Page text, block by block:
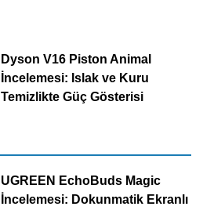
Dyson V16 Piston Animal
İncelemesi: Islak ve Kuru
Temizlikte Güç Gösterisi
UGREEN EchoBuds Magic
İncelemesi: Dokunmatik Ekranlı